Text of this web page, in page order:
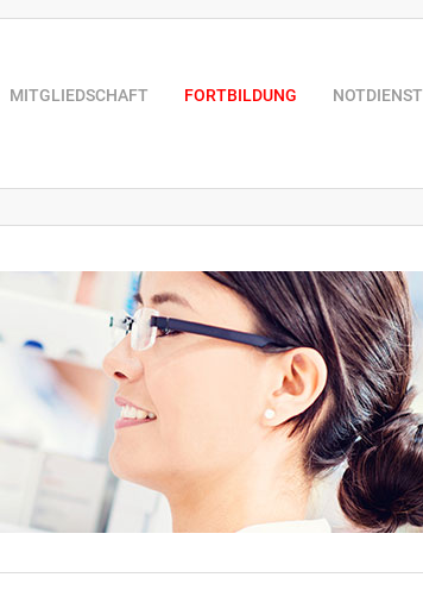
MITGLIEDSCHAFT FORTBILDUNG NOTDIENST